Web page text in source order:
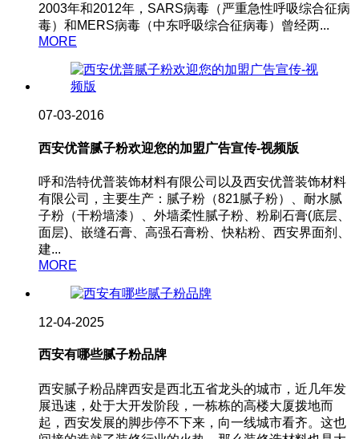
2003年和2012年，SARS病毒（严重急性呼吸综合征病
毒）和MERS病毒（中东呼吸综合征病毒）曾经两...
MORE
07-03-2016
西安优普腻子粉欢迎您的加盟广告宣传-视频版
呼和浩特优普装饰材料有限公司以及西安优普装饰材料
有限公司，主要生产：腻子粉（821腻子粉）、耐水腻
子粉（干粉墙漆）、外墙柔性腻子粉、粉刷石膏(底层、
面层)、嵌缝石膏、高强石膏粉、快粘粉、西安界面剂、
建...
MORE
12-04-2025
西安有哪些腻子粉品牌
西安腻子粉品牌西安是西北五省龙头的城市，近几年发
展迅速，处于大开发阶段，一栋栋的高楼大厦拨地而
起，西安发展的脚步停不下来，向一线城市看齐。这也